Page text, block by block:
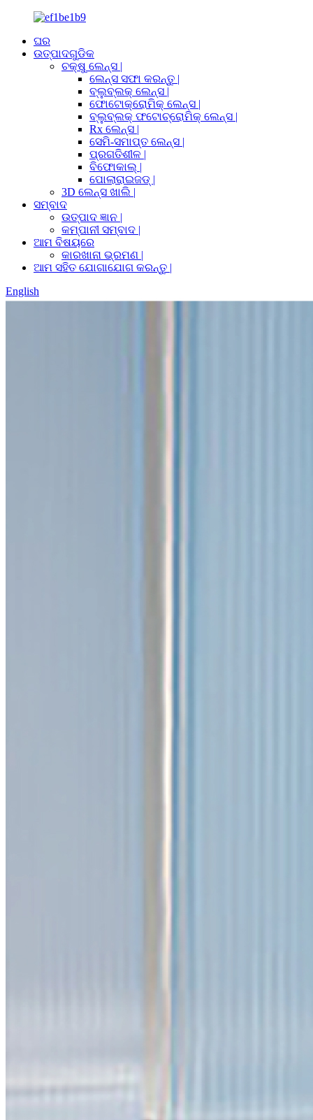
ଘର
ଉତ୍ପାଦଗୁଡିକ
ଚକ୍ଷୁ ଲେନ୍ସ |
ଲେନ୍ସ ସଫା କରନ୍ତୁ |
ବ୍ଲୁବ୍ଲକ୍ ଲେନ୍ସ |
ଫୋଟୋକ୍ରୋମିକ୍ ଲେନ୍ସ |
ବ୍ଲୁବ୍ଲକ୍ ଫଟୋଚ୍ରୋମିକ୍ ଲେନ୍ସ |
Rx ଲେନ୍ସ |
ସେମି-ସମାପ୍ତ ଲେନ୍ସ |
ପ୍ରଗତିଶୀଳ |
ବିଫୋକାଲ୍ |
ପୋଲାରାଇଜଡ୍ |
3D ଲେନ୍ସ ଖାଲି |
ସମ୍ବାଦ
ଉତ୍ପାଦ ଜ୍ଞାନ |
କମ୍ପାନୀ ସମ୍ବାଦ |
ଆମ ବିଷୟରେ
କାରଖାନା ଭ୍ରମଣ |
ଆମ ସହିତ ଯୋଗାଯୋଗ କରନ୍ତୁ |
English